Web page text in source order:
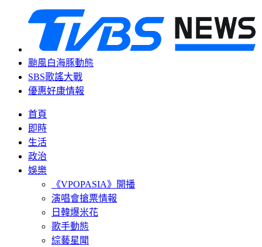
颱風白海豚動態
SBS歌謠大戰
優惠好康情報
首頁
即時
生活
政治
娛樂
《VPOPASIA》開播
演唱會搶票情報
日韓爆米花
歌手動態
綜藝星聞